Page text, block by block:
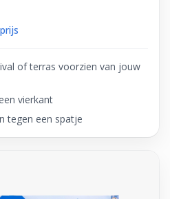
of terras voorzien van jouw
vierkant
tegen een spatje